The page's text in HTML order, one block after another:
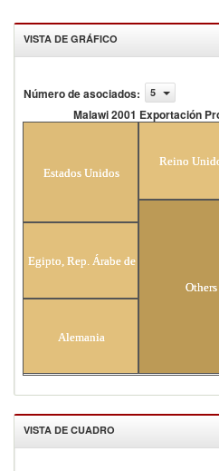
VISTA DE GRÁFICO
Número de asociados: 5
Malawi 2001 Exportación
Estados Unidos
Egipto, Rep. Árabe de
Alemania
Reino
VISTA DE CUADRO